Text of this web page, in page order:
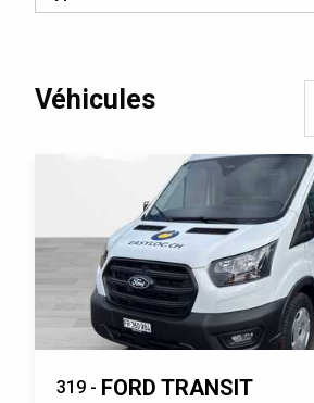
Véhicules
319 - FORD TRANSIT